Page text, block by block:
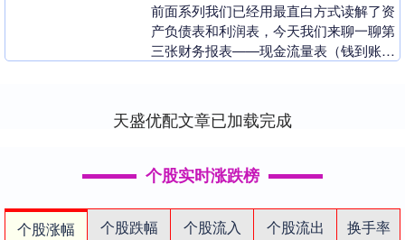
前面系列我们已经用最直白方式读解了资
产负债表和利润表，今天我们来聊一聊第
三张财务报表——现金流量表（钱到账了
天盛优配文章已加载完成
个股实时涨跌榜
个股涨幅 个股跌幅 个股流入 个股流出
换手率